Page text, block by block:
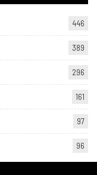
446
389
296
161
97
96